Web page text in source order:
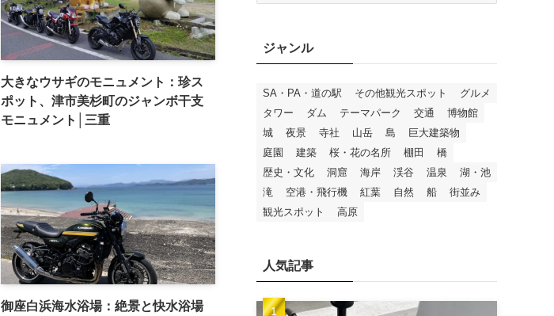
大きなウサギのモニュメント：珍ス
ポット、津市美杉町のジャンボ干支
モニュメント│三重
御座白浜海水浴場：絶景と快水浴場
ージャンル
SA・PA・道の駅 その他観光スポット
グルメ
タワー
ダム テーマパーク 交通
博物館
城
夜景 寺社 山岳 島
巨大建築物
庭園
建築 桜・花の名所 棚田
橋
歴史・文化
洞窟 海岸 渓谷 温泉
湖・池
滝
空港・飛行機 紅葉 自然 船
街並み
観光スポット
高原
人気記事